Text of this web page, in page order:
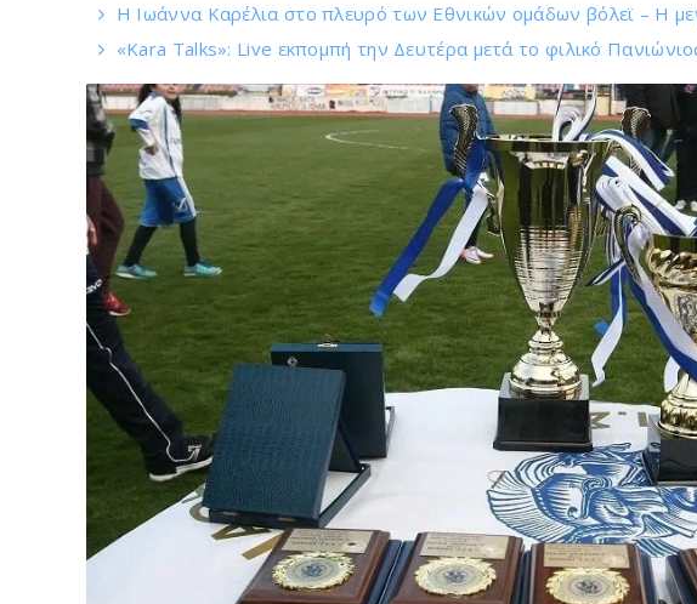
Η Ιωάννα Καρέλια στο πλευρό των Εθνικών ομάδων βόλεϊ – H
«Kara Talks»: Live εκπομπή την Δευτέρα μετά το φιλικό